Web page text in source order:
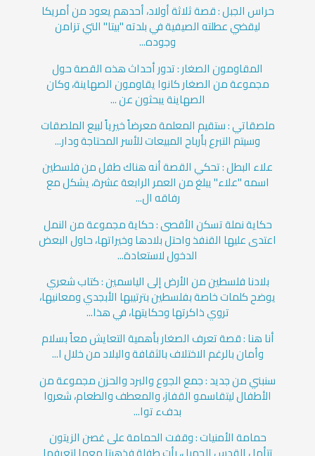
حراس الجبل : قصة ثلاثة أولاد، أحدهم يعود من أمريكا
ليقضي عطلته الصيفية في بلدته "بيتا" التي تزامن
وجوده...
المقاومون الصغار : تدور أحداث هذه القصة حول
مجموعة من الصغار كانوا يقاومون الصهاينة، وكان
الصهاينة يبحثون عن ...
ملصقاتي : ستقيم المعلمة معرضاً خيرياً لبيع الملصقات
وسيتم التبرع بأرباح المبيعات للأسر المحتاجة ودار...
علاء البطل : تحكي القصة أنه هناك طفل من فلسطين
اسمه "علاء" يبلغ من العمر الرابعة عشرة، يشكل مع
رفاقه ال...
حكاية نملة تسكن الأقصى : حكاية مجموعة من النمل
اعتدى عليها القنفذ واحتل بلادها وخيراتها، حاول البعض
الدخول لاستعادة...
بلادنا فلسطين من الأرض إلى الياسمين : كتاب شعري
يوضح كلمات خاصة بفلسطين بترتيبها الأبجدي ومعانيها،
تروي ذاكرتها وحكايتها، في هذا...
أنا هنا : قصة تعرف الصغار بأهمية التعايش معاً بسلام
وأمان بالرغم الاختلاف بالثقافة والبلاد من خلال ا...
سنبني من جديد : جمع الجوع والبرد والحزن مجموعة من
الأطفال ليتقاسمو القفاز، والمعطف والطعام، شعروا
بدفء توا...
حمامة الأمنيات : وقفت الحمامة على غصن الزيتون